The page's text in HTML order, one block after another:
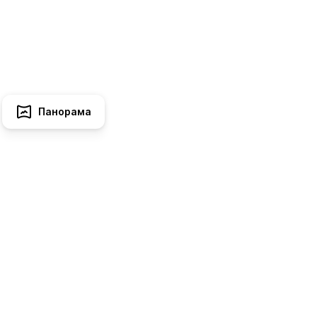
Панорама